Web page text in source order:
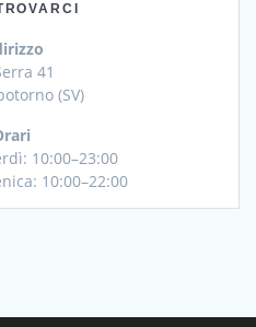
41
(SV)
10:00–23:00
10:00–22:00